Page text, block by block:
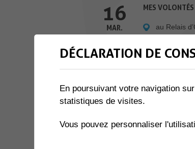
16
MAR.
MES
au Relais
17 THÉÂTRE DU
18
MAR.
THÉÂTRE DU
Salle des
DÉCLARATION DE
En poursuivant votre navigation
statistiques de visites.
Vous pouvez personnaliser